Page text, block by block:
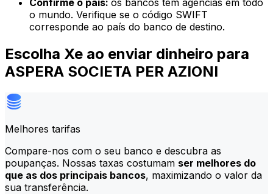
Confirme o país: os bancos têm agências em todo
o mundo. Verifique se o código SWIFT
corresponde ao país do banco de destino.
Escolha Xe ao enviar dinheiro para
ASPERA SOCIETA PER AZIONI
Melhores tarifas
Compare-nos com o seu banco e descubra as
poupanças. Nossas taxas costumam ser melhores do
que as dos principais bancos, maximizando o valor da
sua transferência.